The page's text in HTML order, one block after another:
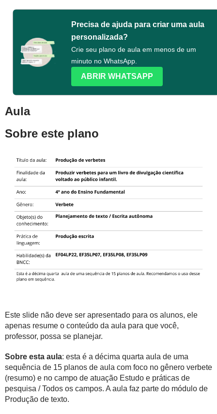
Precisa de ajuda para criar uma aula
personalizada?
Crie seu plano de aula em menos de um
minuto no WhatsApp.
ABRIR WHATSAPP
Aula
Sobre este plano
Este slide não deve ser apresentado para os alunos, ele
apenas resume o conteúdo da aula para que você,
professor, possa se planejar.
Sobre esta aula: esta é a décima quarta aula de uma
sequência de 15 planos de aula com foco no gênero verbete
(resumo) e no campo de atuação Estudo e práticas de
pesquisa / Todos os campos. A aula faz parte do módulo de
Produção de texto.